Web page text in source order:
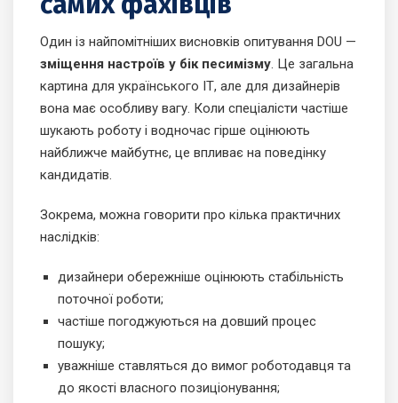
Один із найпомітніших висновків опитування DOU —
зміщення настроїв у бік песимізму. Це загальна
картина для українського ІТ, але для дизайнерів
вона має особливу вагу. Коли спеціалісти частіше
шукають роботу і водночас гірше оцінюють
найближче майбутнє, це впливає на поведінку
кандидатів.
Зокрема, можна говорити про кілька практичних
наслідків:
дизайнери обережніше оцінюють стабільність
поточної роботи;
частіше погоджуються на довший процес
пошуку;
уважніше ставляться до вимог роботодавця та
до якості власного позиціонування;